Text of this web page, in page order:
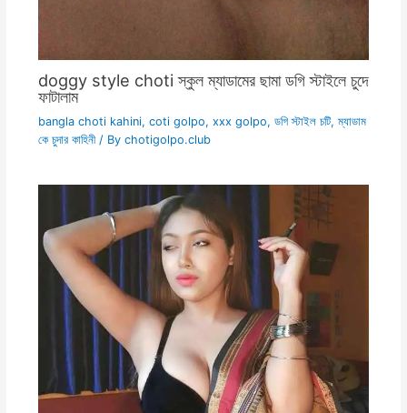
doggy style choti স্কুল ম্যাডামের ছামা ডগি স্টাইলে চুদে
ফাটালাম
bangla choti kahini, coti golpo, xxx golpo, ডগি স্টাইল চটি,ম্যাডাম
কে চুদার কাহিনী/ By chotigolpo.club